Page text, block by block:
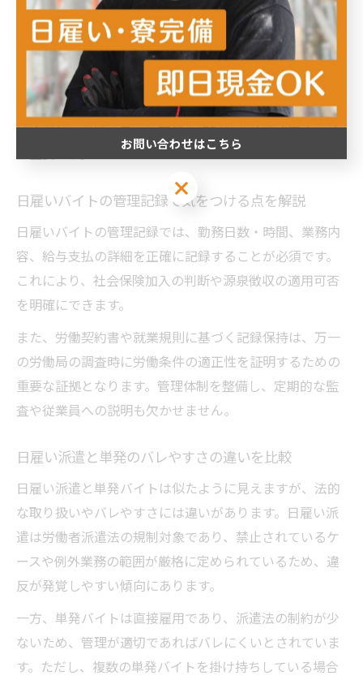
ポイントです。
管理者は勤務記録の正確な作成と、法令に基づく業務区
分の確認を行い、違法な日雇い派遣にならないよう注意
を払う必要があります。特に例外業務の条件を満たして
いるかどうかは、事前に労務管理担当者と確認すること
日雇いバイトの管理記録で気をつける点を解説
日雇いバイトの管理記録では、勤務日数・時間、業務内
容、給与支払の詳細を正確に記録することが必須です。
これにより、社会保険加入の判断や源泉徴収の適用可否
を明確にできます。
また、労働契約書や就業規則に基づく記録保持は、万一
の労働局の調査時に労働条件の適正性を証明するための
重要な証拠となります。管理体制を整備し、定期的な監
査や従業員への説明も欠かせません。
日雇い派遣と単発のバレやすさの違いを比較
日雇い派遣と単発バイトは似たように見えますが、法的
な取り扱いやバレやすさには違いがあります。日雇い派
遣は労働者派遣法の規制対象であり、禁止されているケ
ースや例外業務の範囲が厳格に定められているため、違
反が発覚しやすい傾向にあります。
一方、単発バイトは直接雇用であり、派遣法の制約が少
ないため、管理が適切であればバレにくいとされていま
す。ただし、複数の単発バイトを掛け持ちしている場合
お問い合わせはこちら
お問い合わせはこちら